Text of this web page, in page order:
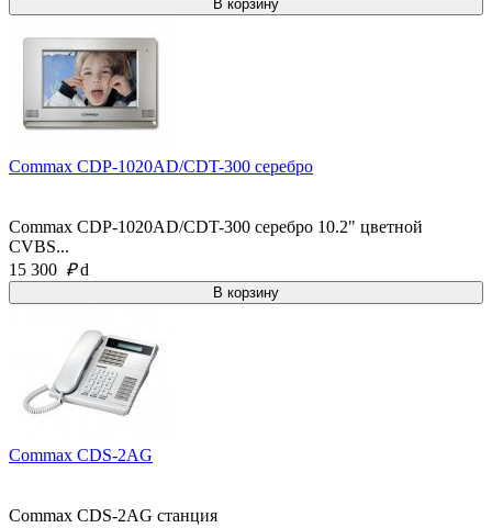
Commax CDP-1020AD/CDT-300 серебро
Commax CDP-1020AD/CDT-300 серебро 10.2" цветной
CVBS...
15 300 ₽ d
Commax CDS-2AG
Commax CDS-2AG станция